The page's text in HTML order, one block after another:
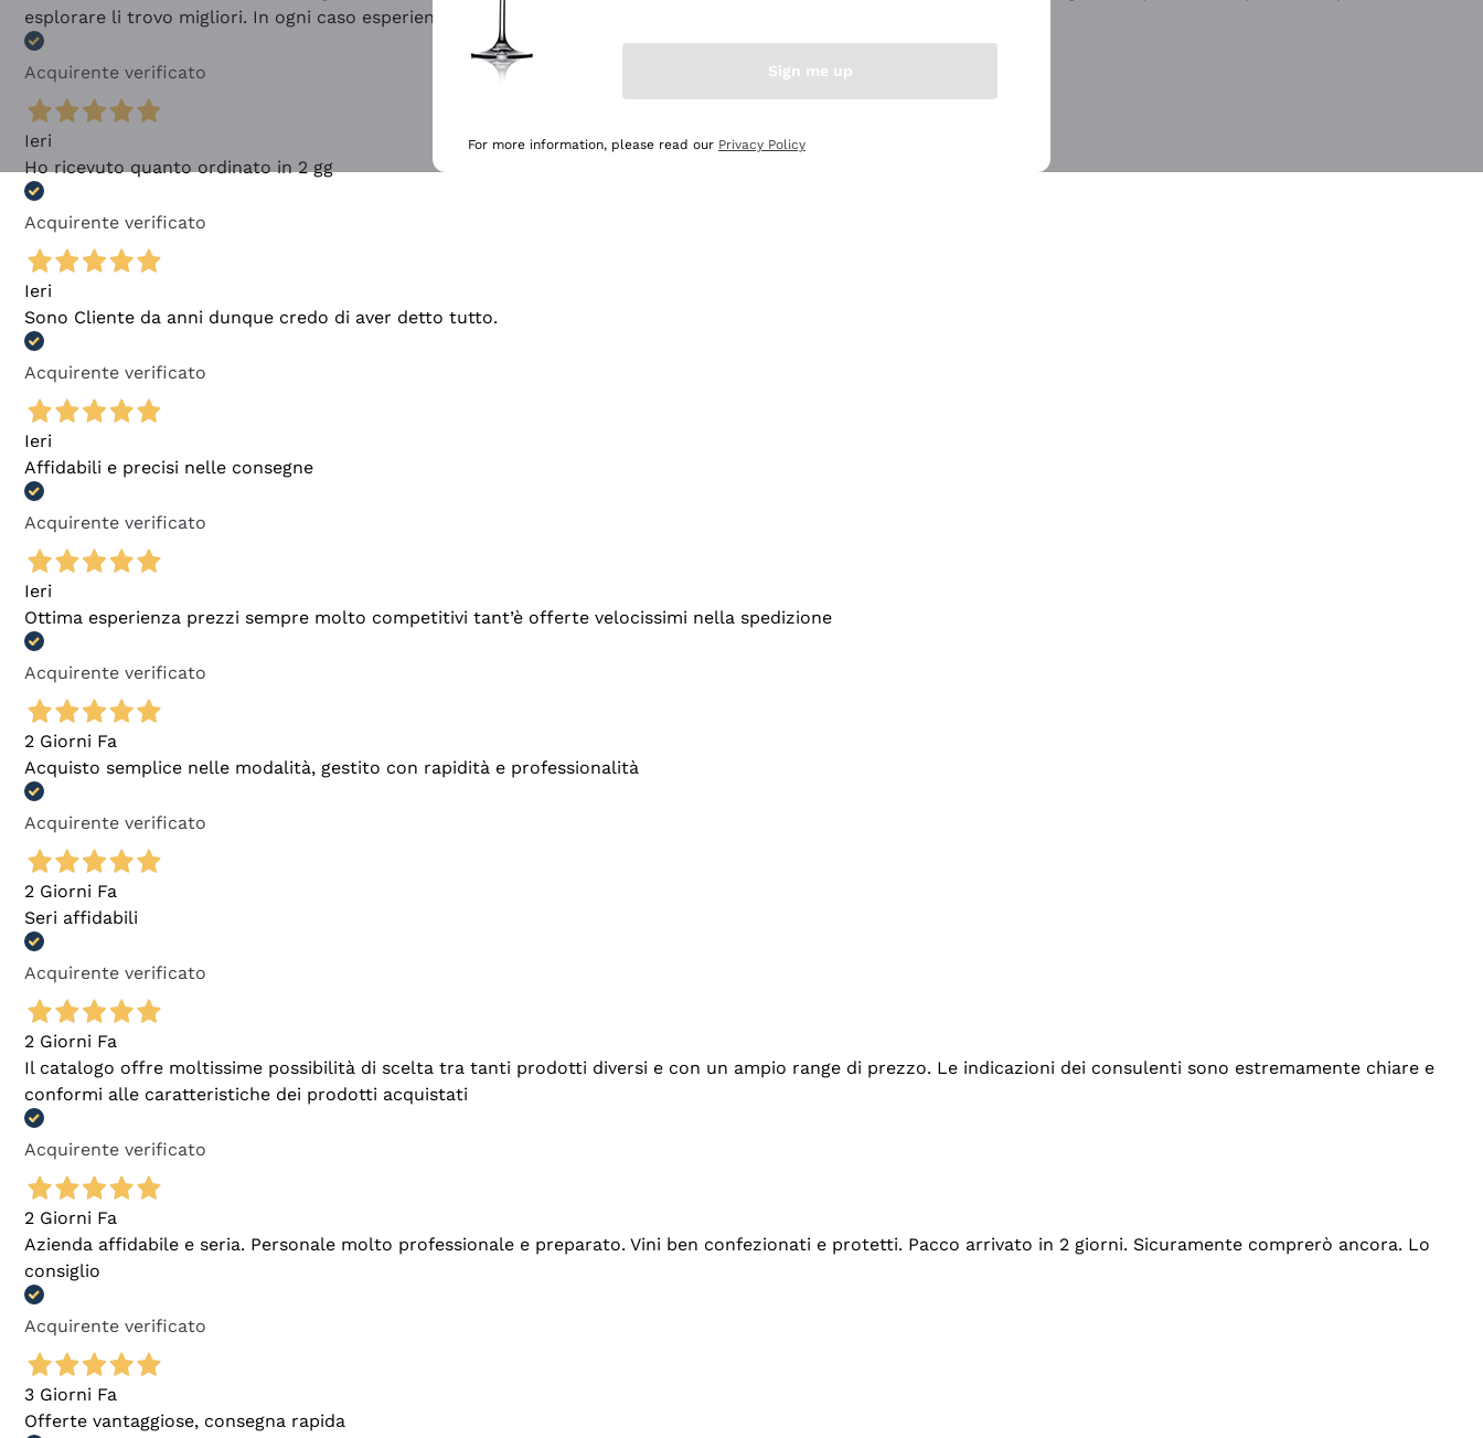
esplorare li trovo migliori. In ogni caso esperienza buona e lo consiglio! 👍
Acquirente verificato
Ieri
Ho ricevuto quanto ordinato in 2 gg
Acquirente verificato
Ieri
Sono Cliente da anni dunque credo di aver detto tutto.
Acquirente verificato
Ieri
Affidabili e precisi nelle consegne
Acquirente verificato
Ieri
Ottima esperienza prezzi sempre molto competitivi tant’è offerte velocissimi nella spedizione
Acquirente verificato
2 Giorni Fa
Acquisto semplice nelle modalità, gestito con rapidità e professionalità
Acquirente verificato
2 Giorni Fa
Seri affidabili
Acquirente verificato
2 Giorni Fa
Il catalogo offre moltissime possibilità di scelta tra tanti prodotti diversi e con un ampio range di prezzo. Le indicazioni dei consulenti sono estremamente chiare e
conformi alle caratteristiche dei prodotti acquistati
Acquirente verificato
2 Giorni Fa
Azienda affidabile e seria. Personale molto professionale e preparato. Vini ben confezionati e protetti. Pacco arrivato in 2 giorni. Sicuramente comprerò ancora. Lo
consiglio
Acquirente verificato
3 Giorni Fa
Offerte vantaggiose, consegna rapida
Sign me up
For more information, please read our Privacy Policy